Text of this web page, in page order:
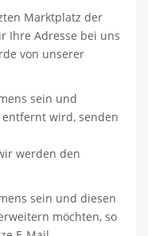
Marktplatz der
Ihre Adresse bei uns
von unserer
sein und
wird, senden
werden den
sein und diesen
möchten, so